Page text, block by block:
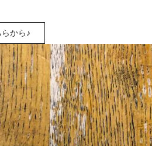
から♪